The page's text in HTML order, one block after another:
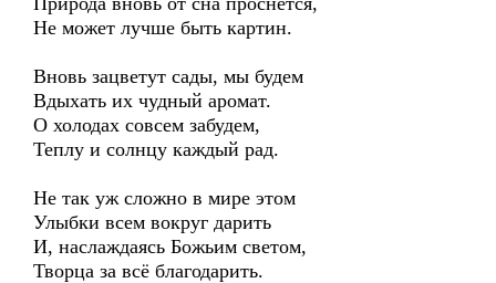
Не может лучше быть картин.
Вновь зацветут сады, мы будем
Вдыхать их чудный аромат.
О холодах совсем забудем,
Теплу и солнцу каждый рад.
Не так уж сложно в мире этом
Улыбки всем вокруг дарить
И, наслаждаясь Божьим светом,
Творца за всё благодарить.